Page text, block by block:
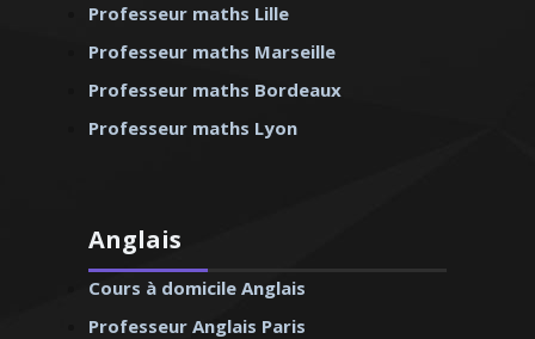
Professeur maths Lille
Professeur maths Marseille
Professeur maths Bordeaux
Professeur maths Lyon
Anglais
Cours à domicile Anglais
Professeur Anglais Paris